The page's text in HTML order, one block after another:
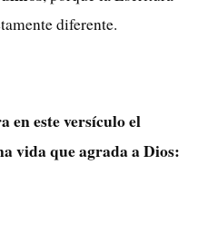
diferente.
en este versículo el
vida que agrada a Dios: